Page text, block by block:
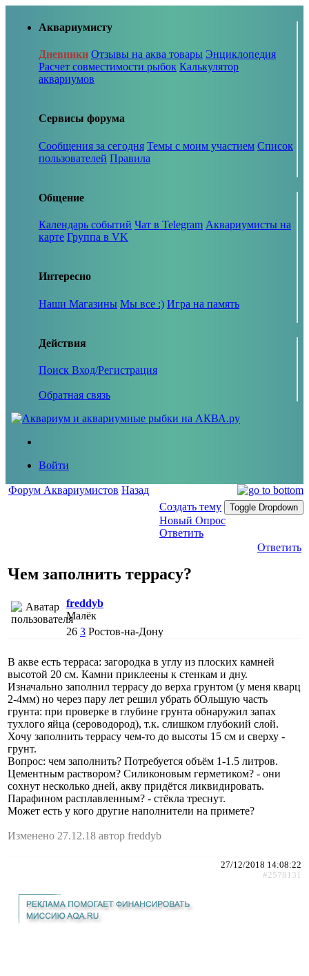
Аквариумисту
Дневники Отзывы на аква товары Энциклопедия
Расчет совместимости рыбок Калькулятор
аквариумов
Сервисы форума
Сообщения за сегодня Темы с моим участием Список
пользователей Правила
Общение
Календарь событий Чат в Telegram Аквариумисты на
карте Группа в VK
Интересно
Наши Магазины Мы все :) Игра на память
Действия
Поиск Вход/Регистрация
Обратная связь
Войти
Форум Аквариумистов Назад
Создать тему
Toggle Dropdown
Новый Опрос
Ответить
Ответить
Чем заполнить террасу?
freddyb
Малёк
26 3 Ростов-на-Дону
В акве есть терраса: загородка в углу из плоских камней
высотой 20 см. Камни приклеены к стенкам и дну.
Изначально заполнил террасу до верха грунтом (у меня кварц
2-4мм) но через пару лет решил убрать бОльшую часть
грунта: при проверке в глубине грунта обнаружил запах
тухлого яйца (сероводород), т.к. слишком глубокий слой.
Хочу заполнить террасу чем-то до высоты 15 см и сверху -
грунт.
Вопрос: чем заполнить? Потребуется объём 1-1.5 литров.
Цементным раствором? Силиконовым герметиком? - они
сохнут несколько дней, акву придётся ликвидировать.
Парафином расплавленным? - стёкла треснут.
Может есть у кого другие наполнители на примете?
Изменено 27.12.18 автор freddyb
27/12/2018 14:08:22
#2578131